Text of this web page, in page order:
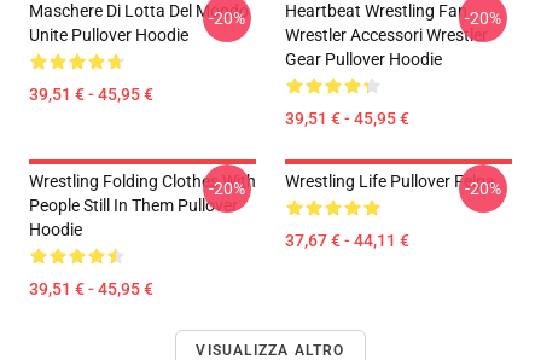
Maschere Di Lotta Del Mondo
Unite Pullover Hoodie
39,51 € - 45,95 €
-20%
Heartbeat Wrestling Fan
Wrestler Accessori Wrestler
Gear Pullover Hoodie
39,51 € - 45,95 €
-20%
Wrestling Folding Clothes With
People Still In Them Pullover
Hoodie
39,51 € - 45,95 €
-20% Wrestling Life Pullover Felpa
37,67 € - 44,11 €
-20%
VISUALIZZA ALTRO